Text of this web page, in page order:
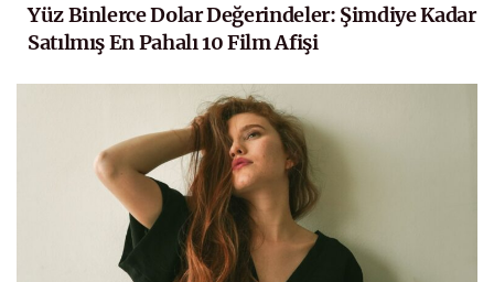
Yüz Binlerce Dolar Değerindeler: Şimdiye Kadar
Satılmış En Pahalı 10 Film Afişi